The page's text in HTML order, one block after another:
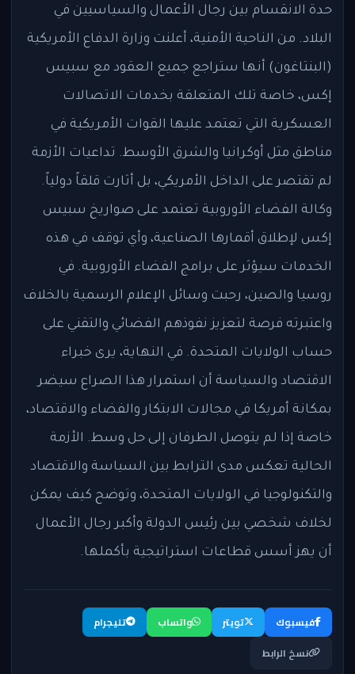
حدة الانقسام بين رجال الأعمال والسياسيين في
البلاد. من الناحية الأمنية، أعلنت وزارة الدفاع الأمريكية
(البنتاغون) أنها ستراجع جميع العقود مع سبيس
إكس، خاصة تلك المتعلقة بخدمات الاتصالات
العسكرية التي تعتمد عليها القوات الأمريكية في
مناطق مثل أوكرانيا والشرق الأوسط. تداعيات الأزمة
لم تقتصر على الداخل الأمريكي، بل أثارت قلقاً دولياً.
وكالة الفضاء الأوروبية تعتمد على صواريخ سبيس
إكس لإطلاق أقمارها الصناعية، وأي توقف في هذه
الخدمات سيؤثر على برامج الفضاء الأوروبية. في
روسيا والصين، رحبت وسائل الإعلام الرسمية بالخلاف
واعتبرته فرصة لتعزيز نفوذهم الفضائي والتقني على
حساب الولايات المتحدة. في النهاية، يرى خبراء
الاقتصاد والسياسة أن استمرار هذا الصراع سيضر
بمكانة أمريكا في مجالات الابتكار والفضاء والاقتصاد،
خاصة إذا لم يتوصل الطرفان إلى حل وسط. الأزمة
الحالية تعكس مدى الترابط بين السياسة والاقتصاد
والتكنولوجيا في الولايات المتحدة، وتوضح كيف يمكن
لخلاف شخصي بين رئيس الدولة وأكبر رجال الأعمال
أن يهز أسس قطاعات استراتيجية بأكملها.
فيسبوك تويتر واتساب
تليجرام
نسخ الرابط